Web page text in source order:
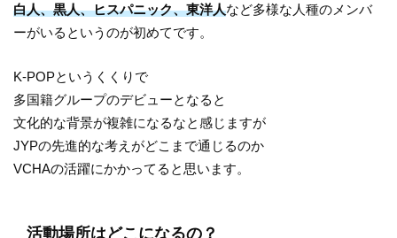
白人、黒人、ヒスパニック、東洋人など多様な人種のメンバ
ーがいるというのが初めてです。
K-POPというくくりで
多国籍グループのデビューとなると
文化的な背景が複雑になるなと感じますが
JYPの先進的な考えがどこまで通じるのか
VCHAの活躍にかかってると思います。
活動場所はどこになるの？